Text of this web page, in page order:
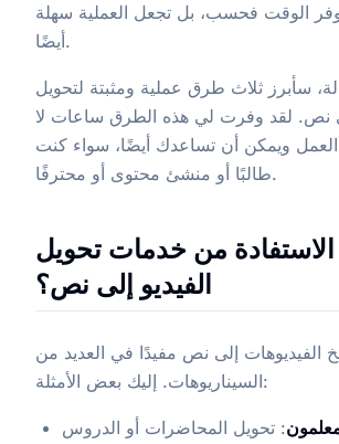
توفر الوقت فحسب، بل تجعل العملية سهلة
أيضًا.
سأبرز ثلاث طرق عملية ومثبتة لتحويل
نص. لقد وفرت لي هذه الطرق ساعات لا
ويمكن أن تساعدك أيضًا، سواء كنت
طالبًا أو منشئ محتوى أو محترفًا.
من خدمات تحويل
الفيديو إلى نص؟
الفيديوهات إلى نص مفيدًا في العديد من
السيناريوهات. إليك بعض الأمثلة:
: تحويل المحاضرات أو الدروس